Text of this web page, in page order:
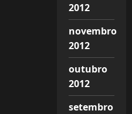
2012
novembro
2012
outubro
2012
setembro